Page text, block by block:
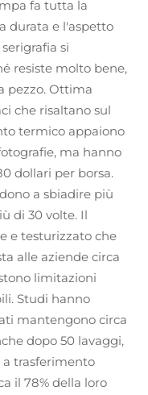
fa tutta la
durata e l'aspetto
si
resiste molto bene,
pezzo. Ottima
che risaltano sul
termico appaiono
ma hanno
dollari per borsa.
a sbiadire più
di 30 volte. Il
e testurizzato che
alle aziende circa
limitazioni
Studi hanno
mantengono circa
dopo 50 lavaggi,
trasferimento
il 78% della loro